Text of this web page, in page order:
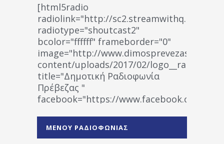
[html5radio
radiolink="http://
radiotype="shoutcast2"
bcolor="ffffff" frameborder="0"
image="http://www.dimosprevezas.gr/wp-
content/uploads/2017/02/
title="Δημοτική Ραδιοφωνία
Πρέβεζας "
facebook="https://www.facebook.com/
1531194763766854/" artist="" ]
ΜΕΝΟΥ ΡΑΔΙΟΦΩΝΙΑΣ